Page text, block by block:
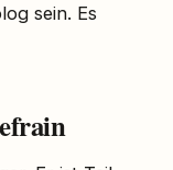
sein. Es